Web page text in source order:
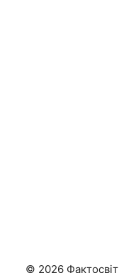
© 2026 Фактосвіт